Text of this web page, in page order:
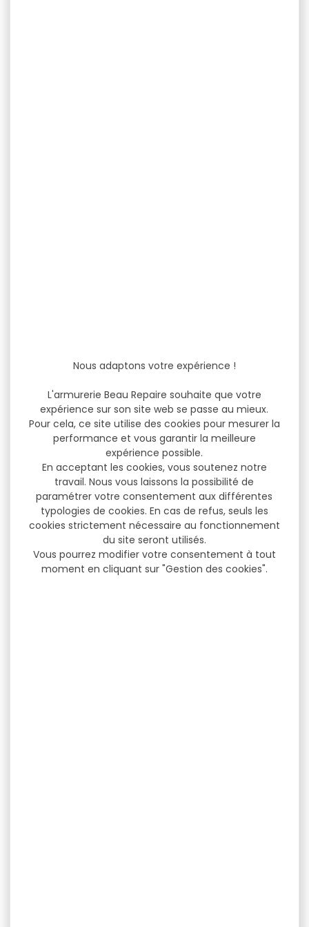
Nous adaptons votre expérience !
L'armurerie Beau Repaire souhaite que votre
expérience sur son site web se passe au mieux.
Pour cela, ce site utilise des cookies pour mesurer la
performance et vous garantir la meilleure
expérience possible.
En acceptant les cookies, vous soutenez notre
travail. Nous vous laissons la possibilité de
paramétrer votre consentement aux différentes
typologies de cookies. En cas de refus, seuls les
cookies strictement nécessaire au fonctionnement
du site seront utilisés.
Vous pourrez modifier votre consentement à tout
moment en cliquant sur "Gestion des cookies".